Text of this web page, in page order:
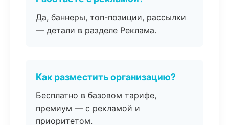
Да, баннеры, топ-позиции, рассылки
— детали в разделе Реклама.
Как разместить организацию?
Бесплатно в базовом тарифе,
премиум — с рекламой и
приоритетом.